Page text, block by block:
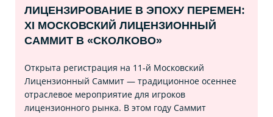
ЛИЦЕНЗИРОВАНИЕ В ЭПОХУ ПЕРЕМЕН:
XI МОСКОВСКИЙ ЛИЦЕНЗИОННЫЙ
САММИТ В «СКОЛКОВО»
Открыта регистрация на 11‑й Московский
Лицензионный Саммит — традиционное осеннее
отраслевое мероприятие для игроков
лицензионного рынка. В этом году Саммит